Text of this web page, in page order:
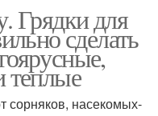
Грядки для
сделать
теплые
сорняков, насекомых-